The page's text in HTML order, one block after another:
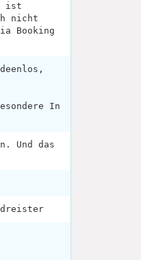
ist
nicht
Booking
In
Und das
dreister